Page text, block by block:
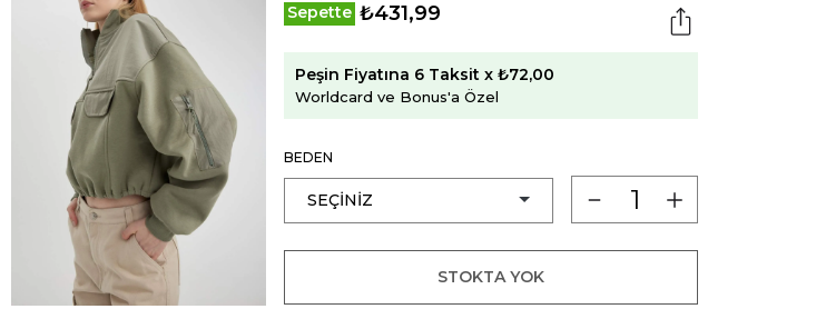
Sepette ₺431,99
Peşin Fiyatına 6 Taksit x ₺72,00
Worldcard ve Bonus'a Özel
BEDEN
STOKTA YOK